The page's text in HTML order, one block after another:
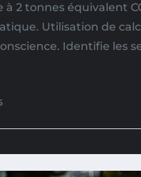
2 tonnes équivalent
Utilisation de
Identifie les